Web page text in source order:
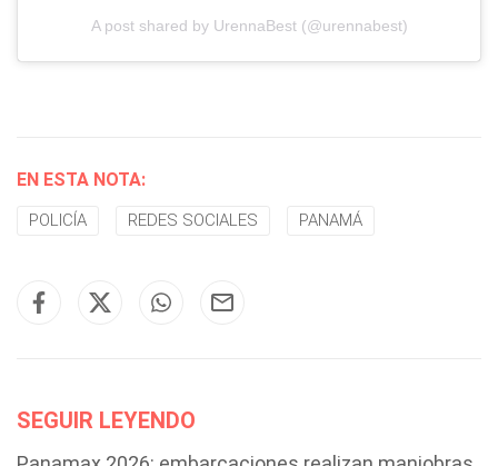
A post shared by UrennaBest (@urennabest)
EN ESTA NOTA:
POLICÍA REDES SOCIALES PANAMÁ
SEGUIR LEYENDO